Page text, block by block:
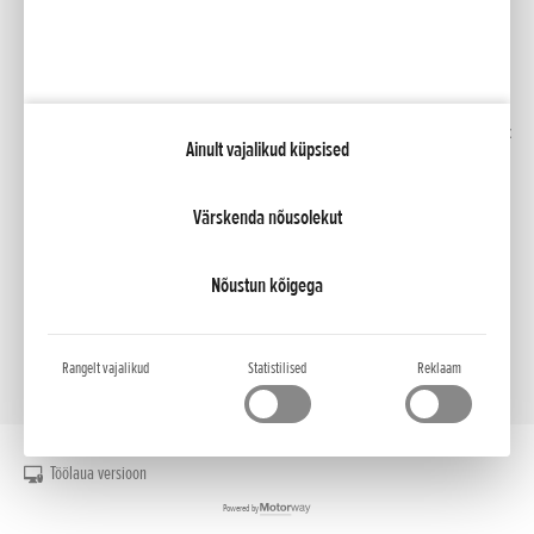
Ainult vajalikud küpsised
Värskenda nõusolekut
Nõustun kõigega
Rangelt vajalikud Statistilised Reklaam
Honda RoadSync
Privaatsustingimused ja küpsiste poliitika
Töölaua versioon
Powered by